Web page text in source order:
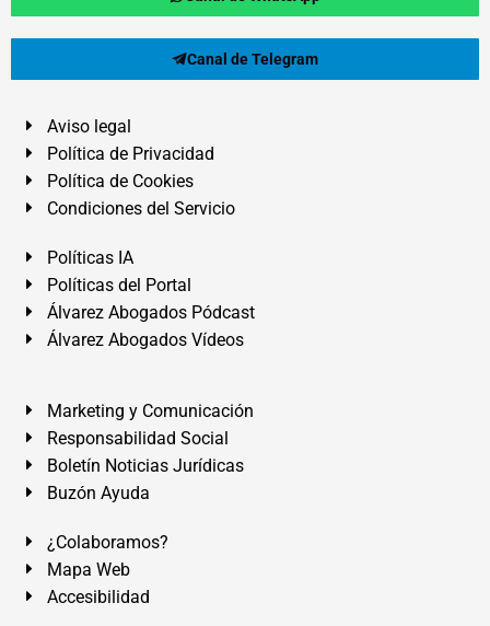
Canal de Telegram
Aviso legal
Política de Privacidad
Política de Cookies
Condiciones del Servicio
Políticas IA
Políticas del Portal
Álvarez Abogados Pódcast
Álvarez Abogados Vídeos
Marketing y Comunicación
Responsabilidad Social
Boletín Noticias Jurídicas
Buzón Ayuda
¿Colaboramos?
Mapa Web
Accesibilidad